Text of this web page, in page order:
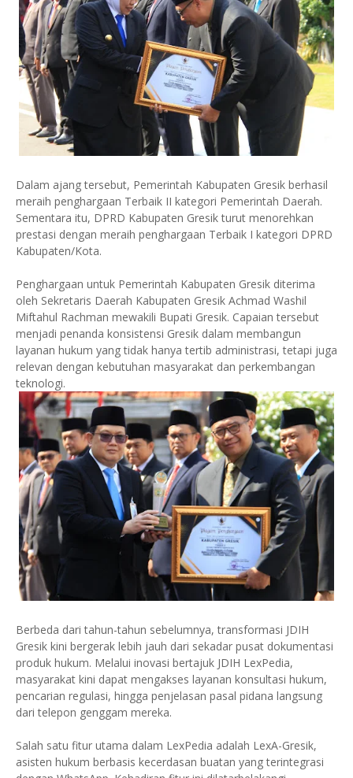
Dalam ajang tersebut, Pemerintah Kabupaten Gresik berhasil
meraih penghargaan Terbaik II kategori Pemerintah Daerah.
Sementara itu, DPRD Kabupaten Gresik turut menorehkan
prestasi dengan meraih penghargaan Terbaik I kategori DPRD
Kabupaten/Kota.
Penghargaan untuk Pemerintah Kabupaten Gresik diterima
oleh Sekretaris Daerah Kabupaten Gresik Achmad Washil
Miftahul Rachman mewakili Bupati Gresik. Capaian tersebut
menjadi penanda konsistensi Gresik dalam membangun
layanan hukum yang tidak hanya tertib administrasi, tetapi juga
relevan dengan kebutuhan masyarakat dan perkembangan
teknologi.
Berbeda dari tahun-tahun sebelumnya, transformasi JDIH
Gresik kini bergerak lebih jauh dari sekadar pusat dokumentasi
produk hukum. Melalui inovasi bertajuk JDIH LexPedia,
masyarakat kini dapat mengakses layanan konsultasi hukum,
pencarian regulasi, hingga penjelasan pasal pidana langsung
dari telepon genggam mereka.
Salah satu fitur utama dalam LexPedia adalah LexA-Gresik,
asisten hukum berbasis kecerdasan buatan yang terintegrasi